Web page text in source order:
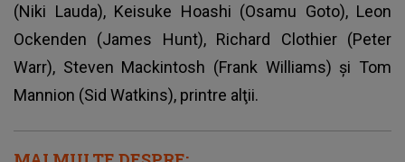
(Niki Lauda), Keisuke Hoashi (Osamu Goto), Leon
Ockenden (James Hunt), Richard Clothier (Peter
Warr), Steven Mackintosh (Frank Williams) şi Tom
Mannion (Sid Watkins), printre alţii.